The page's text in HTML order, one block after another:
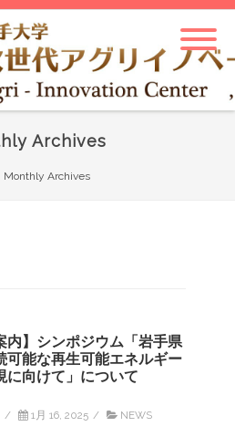
Archives
Monthly Archives
内】シンポジウム「岩手県
可能な再生可能エネルギー
に向けて」について
/ 1月 16, 2025 / NEWS